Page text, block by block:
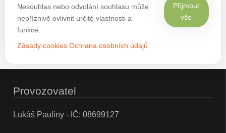
Nesouhlas nebo odvolání souhlasu může
nepříznivě ovlivnit určité vlastnosti a
funkce.
Zásady cookies Ochrana osobních údajů
Přijmout
vše
Provozovatel
Lukáš Pauliny - IČ: 08699127